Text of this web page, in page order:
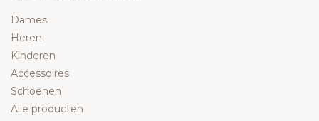
Dames
Heren
Kinderen
Accessoires
Schoenen
Alle producten